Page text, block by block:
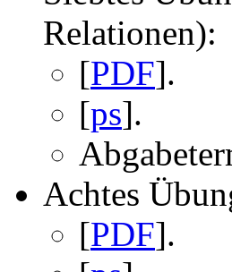
Relationen):
[PDF].
[ps].
Achtes
[PDF].